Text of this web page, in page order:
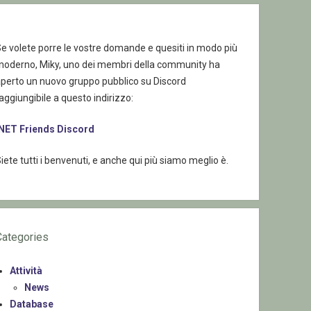
volete porre le vostre domande e quesiti in modo più
Miky, uno dei membri della community ha
un nuovo gruppo pubblico su Discord
a questo indirizzo:
Friends Discord
tutti i benvenuti, e anche qui più siamo meglio è.
Attività
News
Database